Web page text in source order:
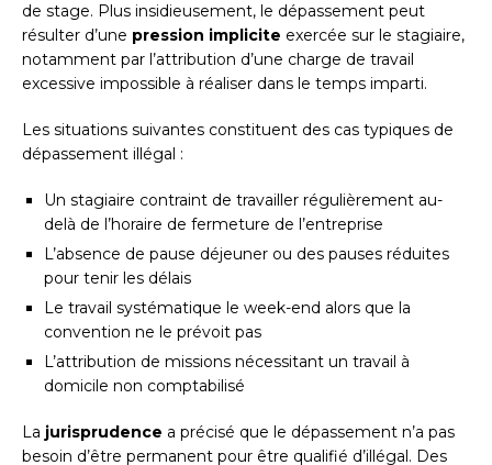
de stage. Plus insidieusement, le dépassement peut
résulter d’une pression implicite exercée sur le stagiaire,
notamment par l’attribution d’une charge de travail
excessive impossible à réaliser dans le temps imparti.
Les situations suivantes constituent des cas typiques de
dépassement illégal :
Un stagiaire contraint de travailler régulièrement au-
delà de l’horaire de fermeture de l’entreprise
L’absence de pause déjeuner ou des pauses réduites
pour tenir les délais
Le travail systématique le week-end alors que la
convention ne le prévoit pas
L’attribution de missions nécessitant un travail à
domicile non comptabilisé
La jurisprudence a précisé que le dépassement n’a pas
besoin d’être permanent pour être qualifié d’illégal. Des